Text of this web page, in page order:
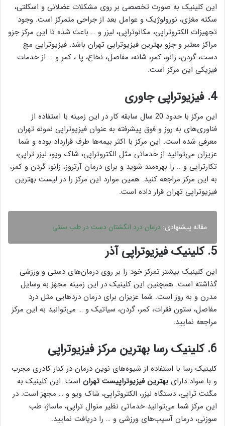
این کلینیک به صورت تخصصی بر روی مشکلات عضلانی و اسکلتی،
سکته مغزی، نورولوژیک و عوامل بعد از جراحی متمرکز است. وجود
تجهیزات الکتروتراپی، مکانوتراپی، لیزر و … باعث شده تا این مرکز جزو
مراکز معتبر و جزو بهترین فیزیوتراپی‌ تهران باشد. فیزیوتراپی مچ
دست، گردن، زانو، کمر، شانه، مفاصل، نخاع، پا ، کمر و … از خدمات
فیزیکی این مرکز است.
4. فیزیوتراپی جاوری
این مرکز با حدود 20 سال سابقه کار در این زمینه با استفاده از
فناوری‌های به روز و فوق پیشرفته به عنوان فیزیوتراپی نمونه تهران
معرفی شده است. این مرکز با اکثر بیمه‌ها طرف قرارداد بوده و شما
عزیزان می‌توانید از خدماتی مثل الکتروتراپی، شاک ویو، لیزر تراپی،
تکارتراپی و .. را بهره‌مند شوید و برای درمان آرتروز، زانو، گردن و کمر،
به این مرکز مراجعه کنید. همین موارد این مرکز را در لیست بهترین
فیزیوتراپی تهران قرار داده است.
مقاله پیشنهادی: درمان درد انگشتان دست در طب سنتی
5. کلینیک فیزیوتراپی آذر
این کلینیک بیشتر تمرکز خود را بر روی درمان‌های دستی و ورزشی
گذاشته است. همچنین این کلینیک در این زمینه مجهز به وسایل
مدرن و به روز است. شما عزیزان برای درمان دردهایی مثل درد
مفاصل، ستون فقرات، کمر، گردن، سیاتیک و … می‌توانید به این مرکز
مراجعه نمایید.
6. کلینیک رسا بهترین مرکز فیزیوتراپی
کلینیک رسا با استفاده از شیوه‌های نوین درمان در کنار کادری مجرب
و با سواد دارای بهترین فیزیوتراپیست تهران است. این کلینیک به
مگنت تراپی، دستگاه لیزر، الکتروتراپی، شاک ویو و … مجهز است. در
این مرکز شما می‌توانید خدماتی نظیر منوال تراپی، ماساژ، طب
سوزنی، درمان آسیب‌های ورزشی و … را دریافت نمایید.